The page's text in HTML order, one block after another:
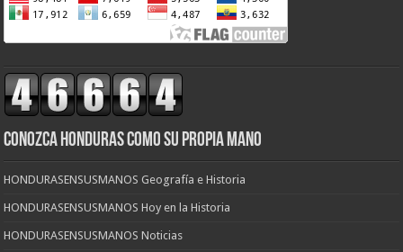
CONOZCA HONDURAS COMO SU PROPIA MANO
HONDURASENSUSMANOS Geografía e Historia
HONDURASENSUSMANOS Hoy en la Historia
HONDURASENSUSMANOS Noticias